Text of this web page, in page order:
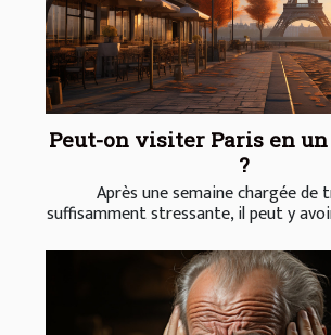
Peut-on visiter Paris en
?
Après une semaine chargée de
suffisamment stressante, il peut y